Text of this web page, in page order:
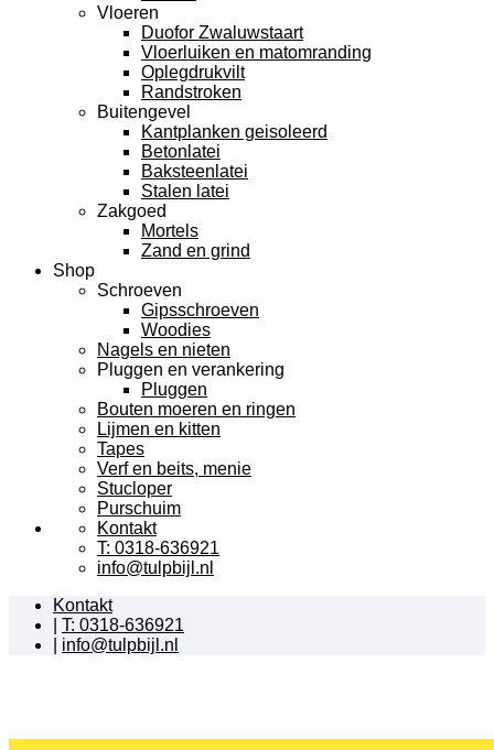
Vloeren
Duofor Zwaluwstaart
Vloerluiken en matomranding
Oplegdrukvilt
Randstroken
Buitengevel
Kantplanken geisoleerd
Betonlatei
Baksteenlatei
Stalen latei
Zakgoed
Mortels
Zand en grind
Shop
Schroeven
Gipsschroeven
Woodies
Nagels en nieten
Pluggen en verankering
Pluggen
Bouten moeren en ringen
Lijmen en kitten
Tapes
Verf en beits, menie
Stucloper
Purschuim
Kontakt
T: 0318-636921
info@tulpbijl.nl
Kontakt
T: 0318-636921
info@tulpbijl.nl